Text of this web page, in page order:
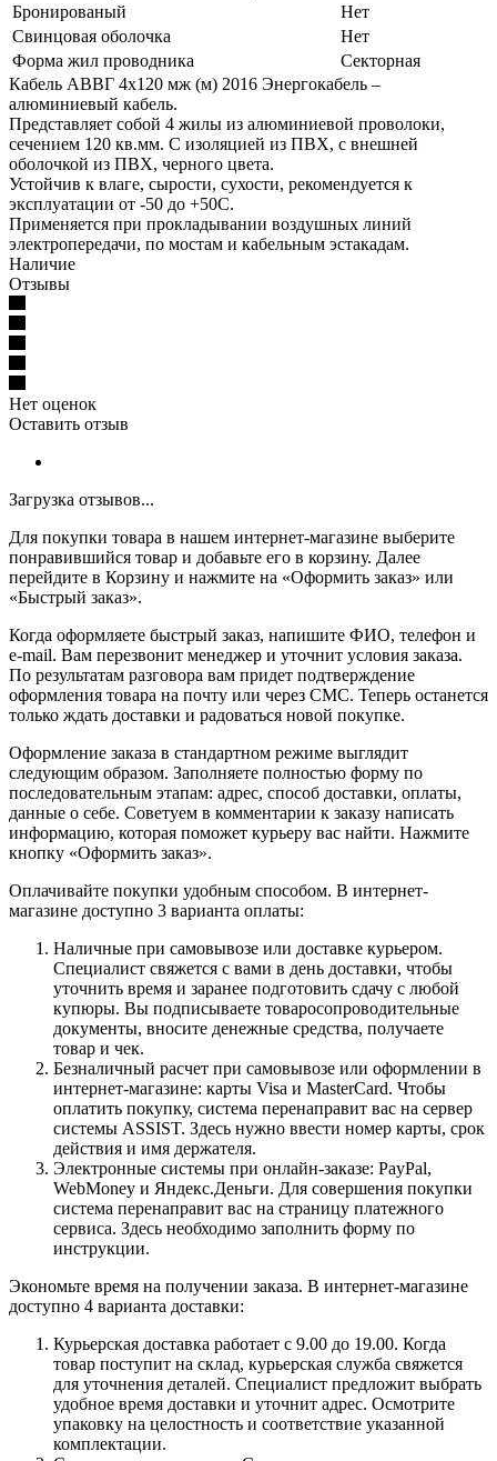
Бронированый
Нет
Свинцовая оболочка
Нет
Форма жил проводника
Секторная
Кабель АВВГ 4х120 мж (м) 2016 Энергокабель –
алюминиевый кабель.
Представляет собой 4 жилы из алюминиевой проволоки,
сечением 120 кв.мм. С изоляцией из ПВХ, с внешней
оболочкой из ПВХ, черного цвета.
Устойчив к влаге, сырости, сухости, рекомендуется к
эксплуатации от -50 до +50С.
Применяется при прокладывании воздушных линий
электропередачи, по мостам и кабельным эстакадам.
Наличие
Отзывы
Нет оценок
Оставить отзыв
Загрузка отзывов...
Для покупки товара в нашем интернет-магазине выберите
понравившийся товар и добавьте его в корзину. Далее
перейдите в Корзину и нажмите на «Оформить заказ» или
«Быстрый заказ».
Когда оформляете быстрый заказ, напишите ФИО, телефон и
e-mail. Вам перезвонит менеджер и уточнит условия заказа.
По результатам разговора вам придет подтверждение
оформления товара на почту или через СМС. Теперь останется
только ждать доставки и радоваться новой покупке.
Оформление заказа в стандартном режиме выглядит
следующим образом. Заполняете полностью форму по
последовательным этапам: адрес, способ доставки, оплаты,
данные о себе. Советуем в комментарии к заказу написать
информацию, которая поможет курьеру вас найти. Нажмите
кнопку «Оформить заказ».
Оплачивайте покупки удобным способом. В интернет-
магазине доступно 3 варианта оплаты:
Наличные при самовывозе или доставке курьером.
Специалист свяжется с вами в день доставки, чтобы
уточнить время и заранее подготовить сдачу с любой
купюры. Вы подписываете товаросопроводительные
документы, вносите денежные средства, получаете
товар и чек.
Безналичный расчет при самовывозе или оформлении в
интернет-магазине: карты Visa и MasterCard. Чтобы
оплатить покупку, система перенаправит вас на сервер
системы ASSIST. Здесь нужно ввести номер карты, срок
действия и имя держателя.
Электронные системы при онлайн-заказе: PayPal,
WebMoney и Яндекс.Деньги. Для совершения покупки
система перенаправит вас на страницу платежного
сервиса. Здесь необходимо заполнить форму по
инструкции.
Экономьте время на получении заказа. В интернет-магазине
доступно 4 варианта доставки:
Курьерская доставка работает с 9.00 до 19.00. Когда
товар поступит на склад, курьерская служба свяжется
для уточнения деталей. Специалист предложит выбрать
удобное время доставки и уточнит адрес. Осмотрите
упаковку на целостность и соответствие указанной
комплектации.